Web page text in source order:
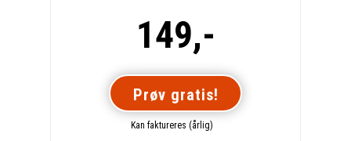
149,-
Prøv gratis!
Kan faktureres (årlig)